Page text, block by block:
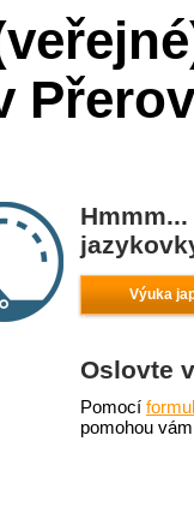
Výuka
Oslovte
Pomocí
pomohou